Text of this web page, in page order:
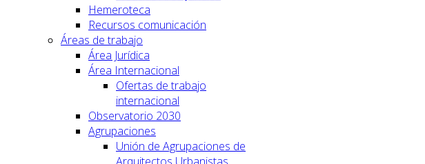
Hemeroteca
Recursos comunicación
Áreas de trabajo
Área Jurídica
Área Internacional
Ofertas de trabajo
internacional
Observatorio 2030
Agrupaciones
Unión de Agrupaciones de